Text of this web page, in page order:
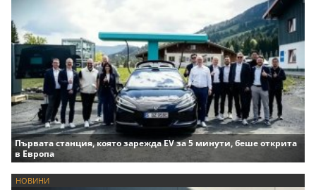
Първата станция, която зарежда EV за 5 минути, беше открита
в Европа
НОВИНИ